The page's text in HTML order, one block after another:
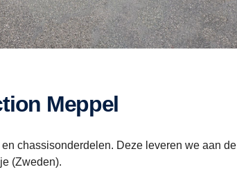
Meppel
chassisonderdelen. Deze leveren we aan de
(Zweden).